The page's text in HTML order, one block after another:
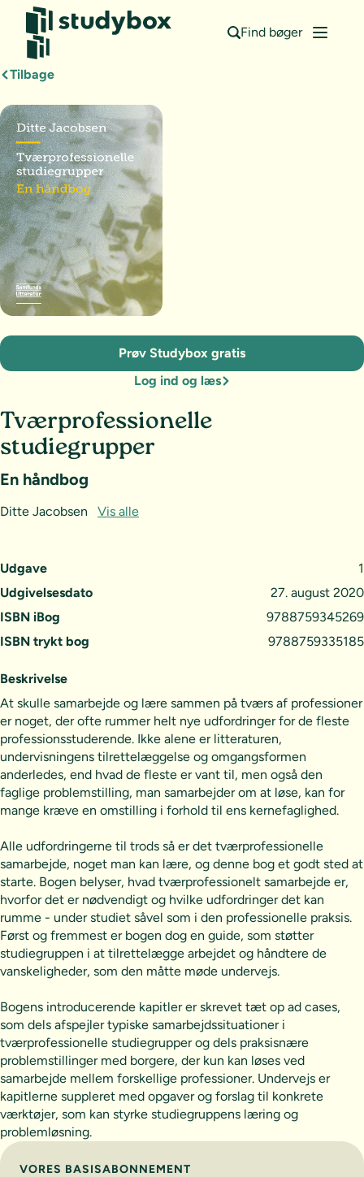
Find bøger
Tilbage
Udgave
1
Udgivelsesdato
27. august 2020
ISBN iBog
9788759345269
ISBN trykt bog
9788759335185
Tværprofessionelle
studiegrupper
En håndbog
Ditte Jacobsen Vis alle
Prøv Studybox gratis
Log ind og læs
Beskrivelse
At skulle samarbejde og lære sammen på tværs af professioner
er noget, der ofte rummer helt nye udfordringer for de fleste
professionsstuderende. Ikke alene er litteraturen,
undervisningens tilrettelæggelse og omgangsformen
anderledes, end hvad de fleste er vant til, men også den
faglige problemstilling, man samarbejder om at løse, kan for
mange kræve en omstilling i forhold til ens kernefaglighed.
Alle udfordringerne til trods så er det tværprofessionelle
samarbejde, noget man kan lære, og denne bog et godt sted at
starte. Bogen belyser, hvad tværprofessionelt samarbejde er,
hvorfor det er nødvendigt og hvilke udfordringer det kan
rumme - under studiet såvel som i den professionelle praksis.
Først og fremmest er bogen dog en guide, som støtter
studiegruppen i at tilrettelægge arbejdet og håndtere de
vanskeligheder, som den måtte møde undervejs.
Bogens introducerende kapitler er skrevet tæt op ad cases,
som dels afspejler typiske samarbejdssituationer i
tværprofessionelle studiegrupper og dels praksisnære
problemstillinger med borgere, der kun kan løses ved
samarbejde mellem forskellige professioner. Undervejs er
kapitlerne suppleret med opgaver og forslag til konkrete
værktøjer, som kan styrke studiegruppens læring og
problemløsning.
Vælg abonnement
VORES BASISABONNEMENT